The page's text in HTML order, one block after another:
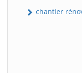
chantier